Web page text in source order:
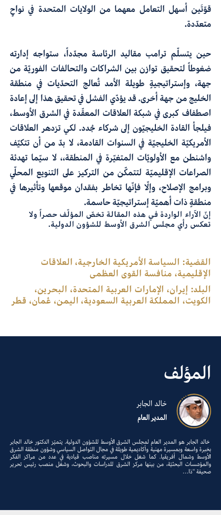
قوّتَين أسهل التعامل معهما من الولايات المتحدة في نواحٍ
متعدّدة.
حين يتسلّم ترامب مقاليد الرئاسة مجدّداً، ستواجه إدارته
ضغوطاً لتحقيق توازن بين الشراكات والتحالفات الفوريّة من
جهة، وإستراتيجيةٍ طويلة الأمد تُعالج التحدّيات في منطقة
الخليج من جهة أخرى. قد يؤدّي الفشل في تحقيق هذا إلى إعادة
اصطفاف كبرى في شبكة العلاقات المعقّدة في الشرق الأوسط،
فيلجأ القادة الخليجيّون إلى شركاء جُدد. لكي تزدهر العلاقات
الأمريكيّة الخليجيّة في السنوات القادمة، لا بدّ من أن تتكيّف
واشنطن مع الأولويّات المتغيّرة في المنطقة،، لا سيّما تهدئة
الصراعات الإقليميّة لتتمكّن من التركيز على التنويع المحلّي
وبرامج الإصلاح، وإلّا فإنّها تخاطر بفقدان موقعها وتأثيرها في
منطقةٍ ذات أهميّة إستراتيجيّة حاسمة.
إنّ الآراء الواردة في هذه المقالة تخصّ المؤلّف حصراً ولا
تعكس رأي مجلس الشرق الأوسط للشؤون الدولية.
القضية: السياسة الأمريكية الخارجية، العلاقات
الإقليمية، منافسة القوى العظمى
البلد: إيران، الإمارات العربية المتحدة، البحرين،
الكويت، المملكة العربية السعودية، اليمن، عُمان، قطر
المؤلف
خالد الجابر
المدير العام
خالد الجابر هو المدير العام لمجلس الشرق الأوسط للشؤون الدولية. يتميّز الدكتور خالد الجابر
بخبرة واسعة وبمسيرة مهنية وأكاديمية طويلة في مجال التواصل السياسي وشؤون منطقة الشرق
الأوسط وشمال أفريقيا. كما شغل خلال مسيرته مناصب قيادية في عدد من مراكز الفكر
والمؤسّسات البحثيّة، من بينها مركز الشرق للدراسات والبحوث، وشغل منصب رئيس تحرير
صحيفة “ذا…